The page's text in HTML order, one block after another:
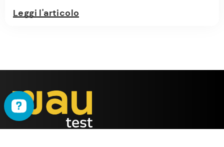
Leggi l'articolo